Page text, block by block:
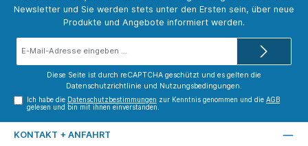
Newsletter und Sie werden stets unter den Ersten sein, über neue
Produkte und Angebote informiert werden.
Diese Seite ist durch reCAPTCHA geschützt und es gelten die
Datenschutzrichtlinie und Nutzungsbedingungen
Ich habe die Datenschutzbestimmungen zur Kenntnis genommen und dieAGB
gelesen und bin mit ihnen einverstanden.
KONTAKT + ANFAHRT